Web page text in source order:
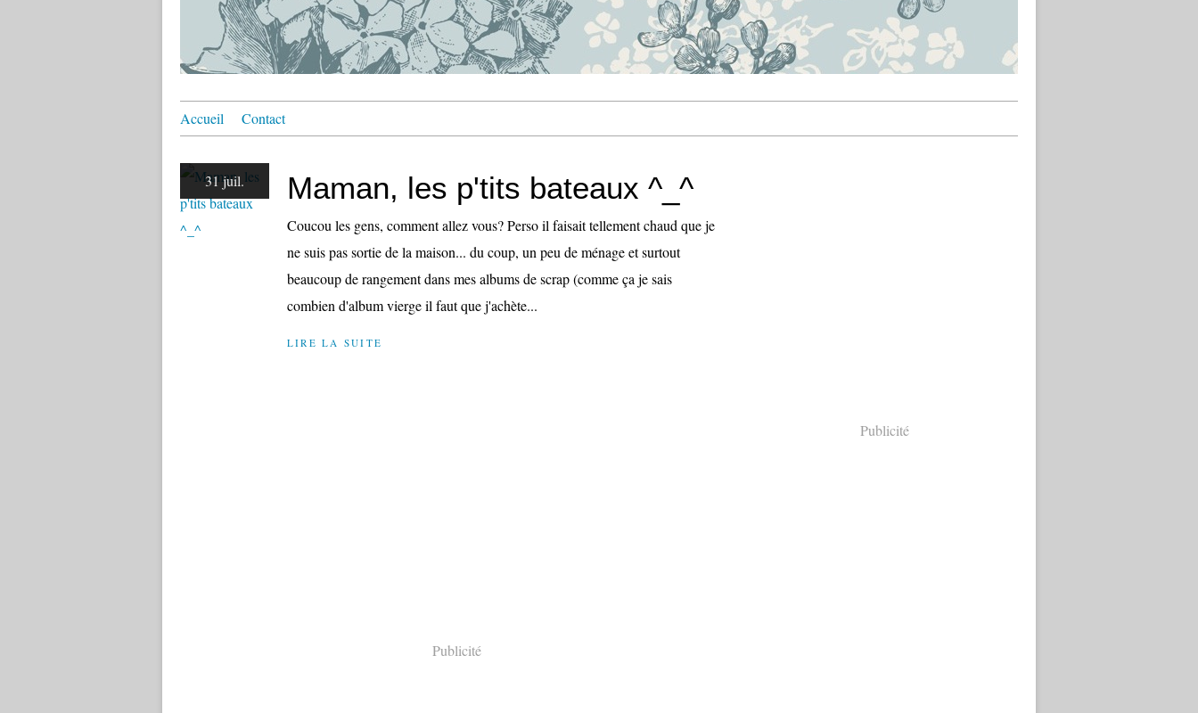
Accueil Contact
31 juil. Maman, les p'tits bateaux ^_^
Coucou les gens, comment allez vous? Perso il faisait tellement chaud que je
ne suis pas sortie de la maison... du coup, un peu de ménage et surtout
beaucoup de rangement dans mes albums de scrap (comme ça je sais
combien d'album vierge il faut que j'achète...
LIRE LA SUITE
Publicité
Publicité